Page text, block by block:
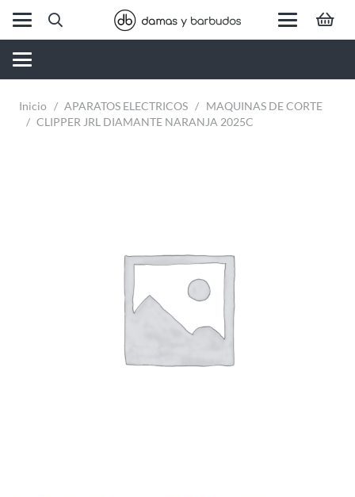
Inicio / APARATOS ELECTRICOS / MAQUINAS DE CORTE
/ CLIPPER JRL DIAMANTE NARANJA 2025C